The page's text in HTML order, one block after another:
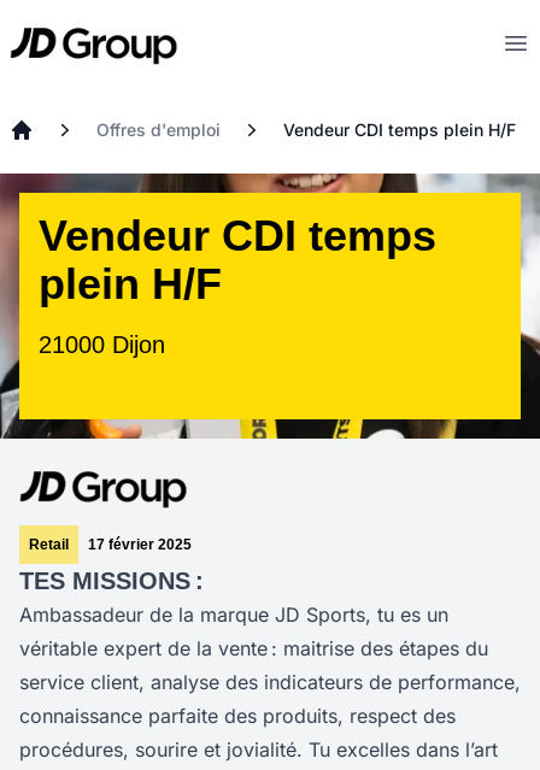
JD
Offres d'emploi Vendeur CDI temps plein H/F
Vendeur CDI temps
plein H/F
21000 Dijon
Retail 17 février 2025
TES MISSIONS :
Ambassadeur de la marque JD Sports, tu es un
véritable expert de la vente : maitrise des étapes du
service client, analyse des indicateurs de performance,
connaissance parfaite des produits, respect des
procédures, sourire et jovialité. Tu excelles dans l’art